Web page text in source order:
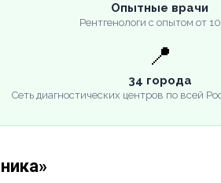
Опытные врачи
Рентгенологи с опытом от
📍
34 города
Сеть диагностических центров по всей